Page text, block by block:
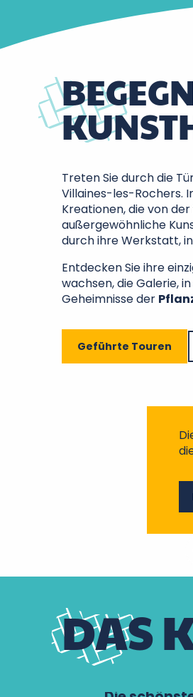
Treten Sie durch die
Villaines-les-Rochers.
Kreationen, die von der
außergewöhnliche
durch ihre Werkstatt,
Entdecken Sie ihre
wachsen, die Galerie,
Geheimnisse der
Geführte Touren
DAS